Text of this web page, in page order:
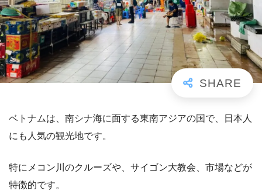
ベトナムは、南シナ海に面する東南アジアの国で、日本人
にも人気の観光地です。
特にメコン川のクルーズや、サイゴン大教会、市場などが
特徴的です。